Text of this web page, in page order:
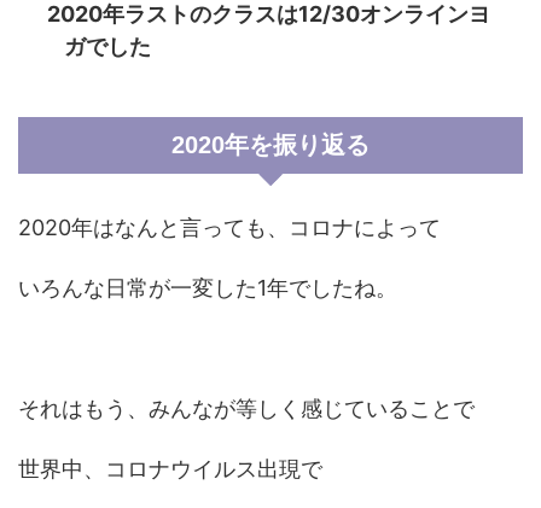
2020年ラストのクラスは12/30オンラインヨ
ガでした
2020年を振り返る
2020年はなんと言っても、コロナによって
いろんな日常が一変した1年でしたね。
それはもう、みんなが等しく感じていることで
世界中、コロナウイルス出現で